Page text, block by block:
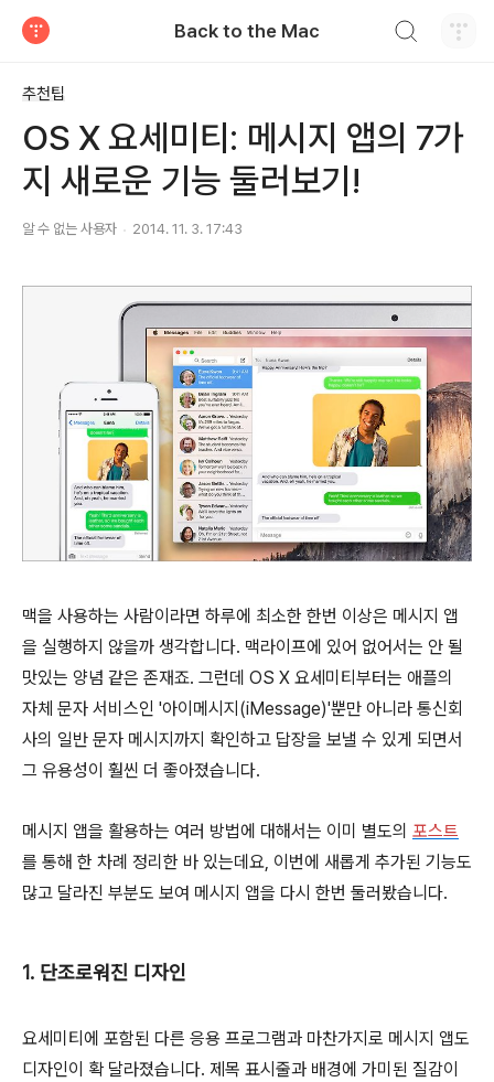
Back to the Mac
추천팁
OS X 요세미티: 메시지 앱의 7가
지 새로운 기능 둘러보기!
알 수 없는 사용자 2014. 11. 3. 17:43
맥을 사용하는 사람이라면 하루에 최소한 한번 이상은 메시지 앱
을 실행하지 않을까 생각합니다. 맥라이프에 있어 없어서는 안 될
맛있는 양념 같은 존재죠. 그런데 OS X 요세미티부터는 애플의
자체 문자 서비스인 '아이메시지(iMessage)'뿐만 아니라 통신회
사의 일반 문자 메시지까지 확인하고 답장을 보낼 수 있게 되면서
그 유용성이 훨씬 더 좋아졌습니다.
메시지 앱을 활용하는 여러 방법에 대해서는 이미 별도의 포스트
를 통해 한 차례 정리한 바 있는데요, 이번에 새롭게 추가된 기능도
많고 달라진 부분도 보여 메시지 앱을 다시 한번 둘러봤습니다.
1. 단조로워진 디자인
요세미티에 포함된 다른 응용 프로그램과 마찬가지로 메시지 앱도
디자인이 확 달라졌습니다. 제목 표시줄과 배경에 가미된 질감이